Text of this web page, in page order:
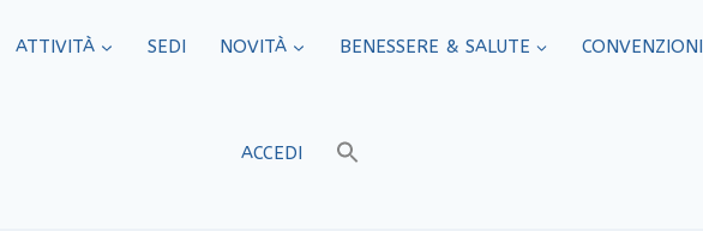
ATTIVITÀ SEDI​ NOVITÀ BENESSERE & SALUTE CONVENZIONI
ACCEDI